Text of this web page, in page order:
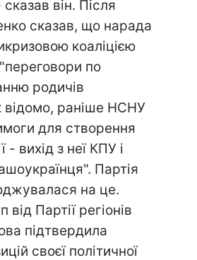
він. Після
сказав, що нарада
коаліцією
по
родичів
відомо, раніше НСНУ
для створення
- вихід з неї КПУ і
Партія
на це.
Партії регіонів
підтвердила
своєї політичної